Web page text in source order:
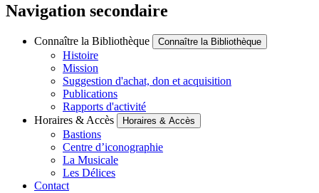
Navigation secondaire
Connaître la Bibliothèque Connaître la Bibliothèque
Histoire
Mission
Suggestion d'achat, don et acquisition
Publications
Rapports d'activité
Horaires & Accès
Horaires & Accès
Bastions
Centre d’iconographie
La Musicale
Les Délices
Contact